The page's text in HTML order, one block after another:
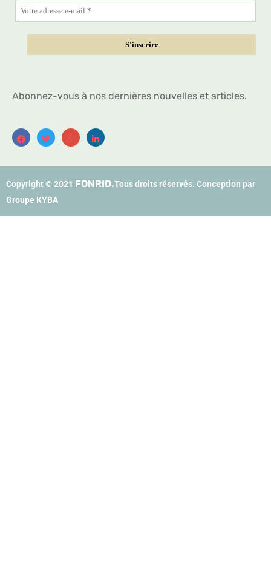
Abonnez-vous à nos dernières nouvelles et articles.
Copyright © 2021 FONRID.Tous droits réservés. Conception par
Groupe KYBA